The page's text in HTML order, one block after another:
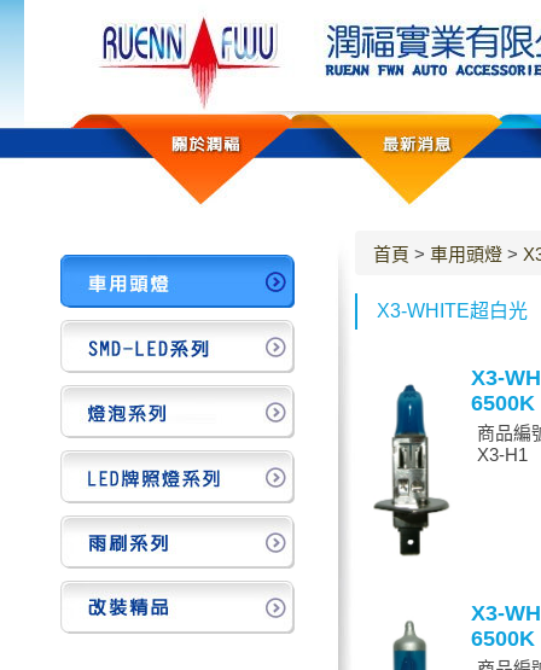
首頁 > 車用頭燈 >
X3-WHITE超白光
X3-
6500K
商品編
X3-H1
X3-
6500K